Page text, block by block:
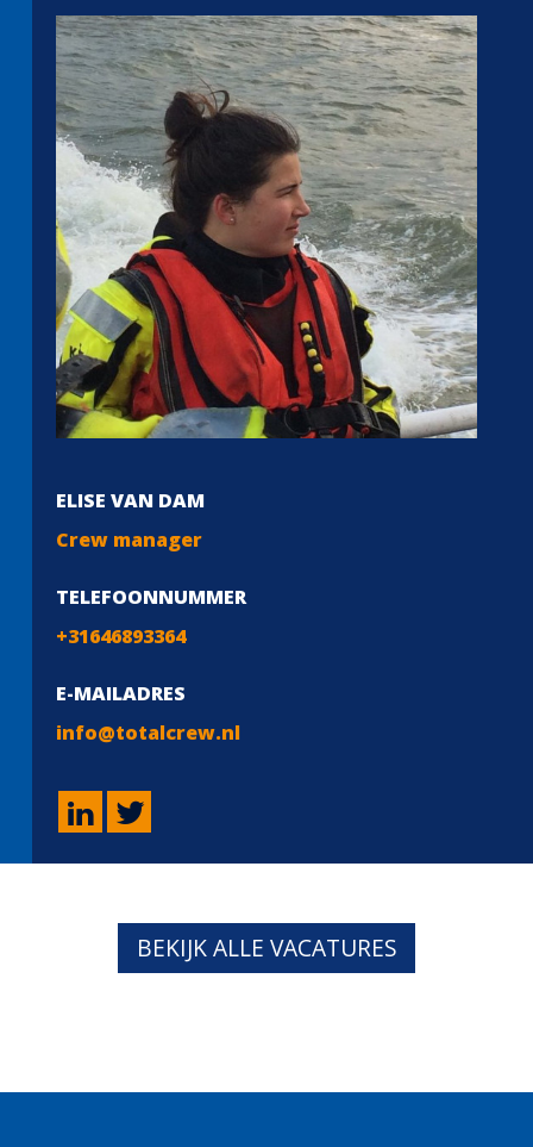
ELISE VAN DAM
Crew manager
TELEFOONNUMMER
+31646893364
E-MAILADRES
info@totalcrew.nl
BEKIJK ALLE VACATURES